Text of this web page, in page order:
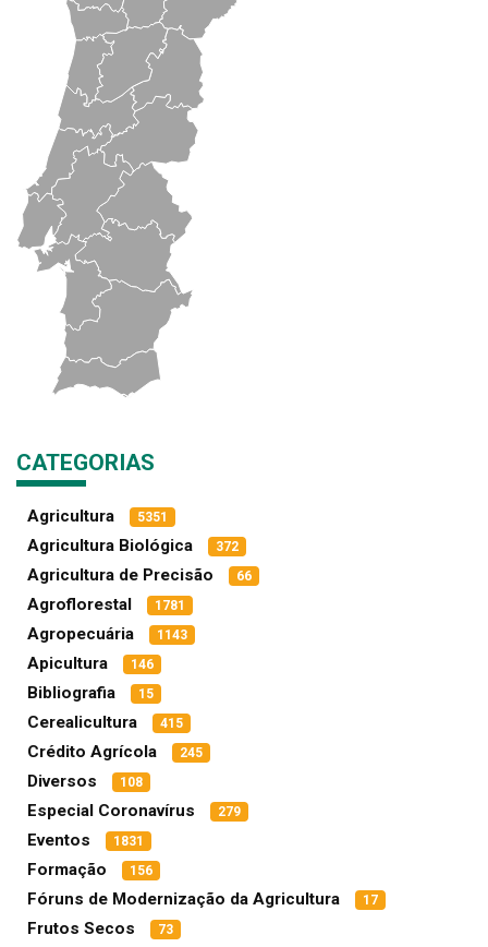
CATEGORIAS
Agricultura 5351
Agricultura Biológica 372
Agricultura de Precisão 66
Agroflorestal 1781
Agropecuária 1143
Apicultura 146
Bibliografia 15
Cerealicultura 415
Crédito Agrícola 245
Diversos 108
Especial Coronavírus 279
Eventos 1831
Formação 156
Fóruns de Modernização da Agricultura 17
Frutos Secos 73